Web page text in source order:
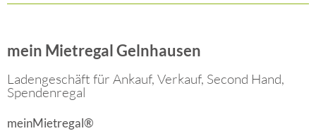
mein Mietregal Gelnhausen
Ladengeschäft für Ankauf, Verkauf, Second Hand,
Spendenregal
meinMietregal®